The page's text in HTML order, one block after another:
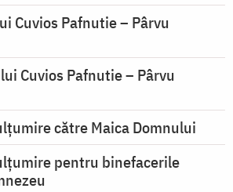
Cuvios Pafnutie – Pârvu
Cuvios Pafnutie – Pârvu
către Maica Domnului
pentru binefacerile